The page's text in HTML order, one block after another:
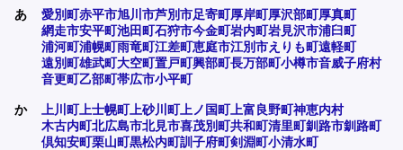
あ
愛別町赤平市旭川市芦別市足寄町厚岸町厚沢部町厚真町
網走市安平町池田町石狩市今金町岩内町岩見沢市浦臼町
浦河町浦幌町雨竜町江差町恵庭市江別市えりも町遠軽町
遠別町雄武町大空町置戸町興部町長万部町小樽市音威子府村
音更町乙部町帯広市小平町
か 上川町上士幌町上砂川町上ノ国町上富良野町神恵内村
木古内町北広島市北見市喜茂別町共和町清里町釧路市釧路町
倶知安町栗山町黒松内町訓子府町剣淵町小清水町